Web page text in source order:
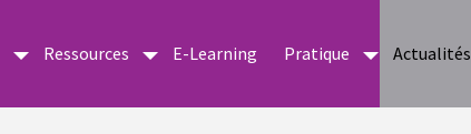
Ressources E-Learning Pratique Actualités